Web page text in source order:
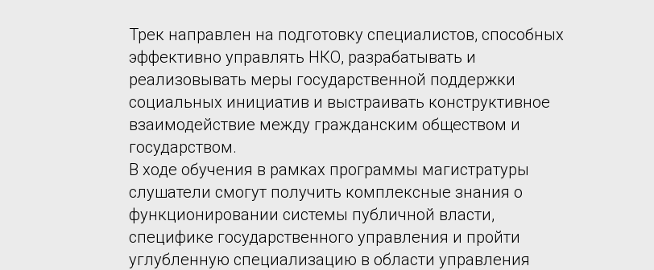
Трек направлен на подготовку специалистов, способных
эффективно управлять НКО, разрабатывать и
реализовывать меры государственной поддержки
социальных инициатив и выстраивать конструктивное
взаимодействие между гражданским обществом и
государством.
В ходе обучения в рамках программы магистратуры
слушатели смогут получить комплексные знания о
функционировании системы публичной власти,
специфике государственного управления и пройти
углубленную специализацию в области управления